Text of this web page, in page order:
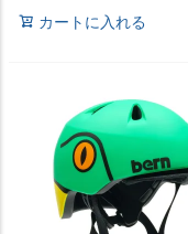
カートに入れる